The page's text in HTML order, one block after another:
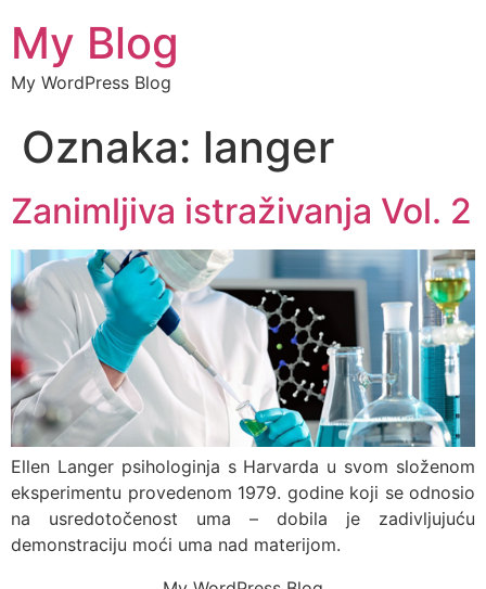
My Blog
My WordPress Blog
Oznaka: langer
Zanimljiva istraživanja Vol. 2
Ellen Langer psihologinja s Harvarda u svom složenom
eksperimentu provedenom 1979. godine koji se odnosio
na usredotočenost uma – dobila je zadivljujuću
demonstraciju moći uma nad materijom.